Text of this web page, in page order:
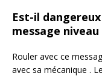
Est-il
message
Rouler avec ce
avec sa mécanique .